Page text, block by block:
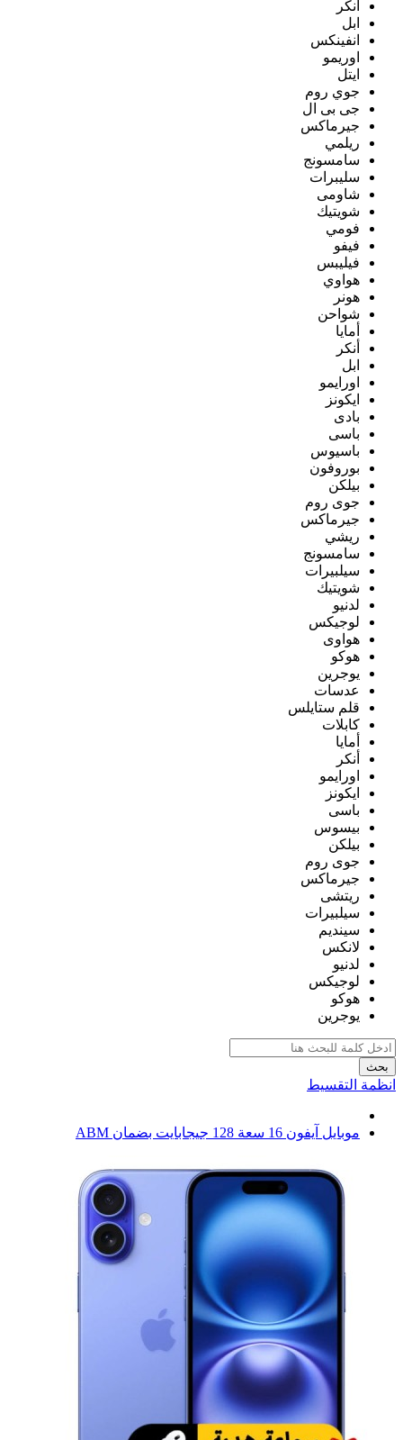
أنكر
ابل
انفينكس
اوريمو
ايتل
جوي روم
جى بى ال
جيرماكس
ريلمي
سامسونج
سليبرات
شاومى
شويتيك
فومي
فيفو
فيليبس
هواوي
هونر
شواحن
أمايا
أنكر
ابل
اورايمو
ايكونز
بادى
باسى
باسيوس
بوروفون
بيلكن
جوى روم
جيرماكس
ريشي
سامسونج
سيلبيرات
شويتيك
لدنيو
لوجيكس
هواوى
هوكو
يوجرين
عدسات
قلم ستايلس
كابلات
أمايا
أنكر
اورايمو
ايكونز
باسى
بيسوس
بيلكن
جوى روم
جيرماكس
ريتشى
سيلبيرات
سينديم
لانكس
لدنيو
لوجيكس
هوكو
يوجرين
بحث
انظمة التقسيط
موبايل آيفون 16 سعة 128 جيجابايت بضمان ABM